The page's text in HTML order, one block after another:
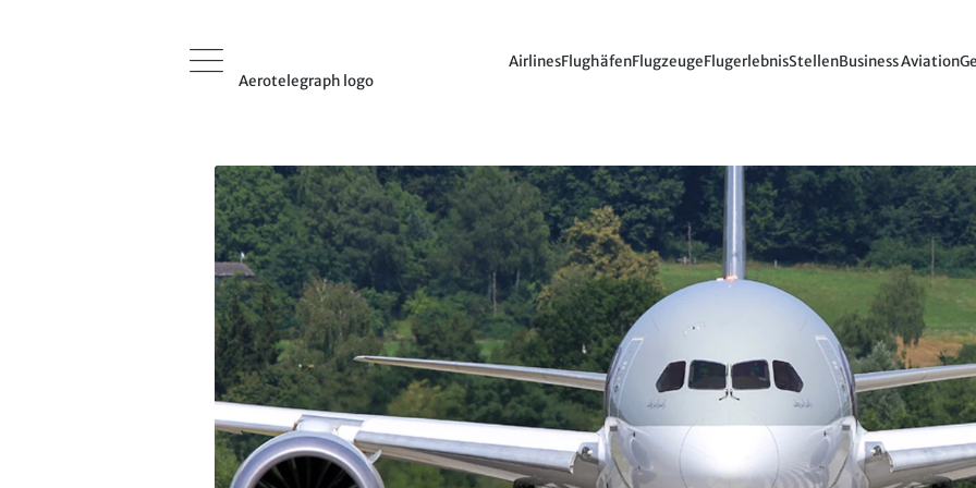
Aerotelegraph logo
AirlinesFlughäfenFlugzeugeFlugerlebnisStellenBusiness Aviation